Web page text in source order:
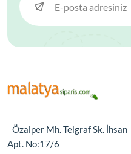
Özalper Mh. Telgraf Sk. İhsan
Apt. No:17/6